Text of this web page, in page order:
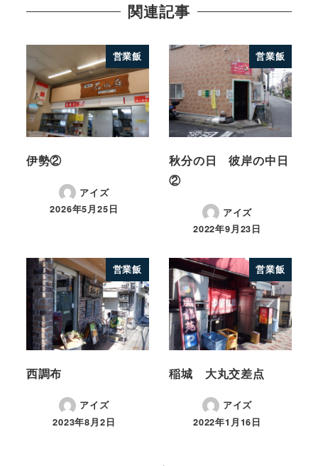
関連記事
営業飯
伊勢②
アイズ
2026年5月25日
営業飯
秋分の日 彼岸の中日
②
アイズ
2022年9月23日
営業飯
西調布
アイズ
2023年8月2日
営業飯
稲城 大丸交差点
アイズ
2022年1月16日